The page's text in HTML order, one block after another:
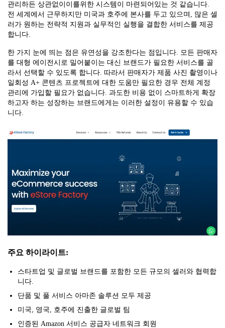
관리하든 상관없이이를위한 시스템이 마련되어있는 것 같습니다.
전 세계에서 근무하지만 미국과 호주에 본사를 두고 있으며, 많은 셀
러가 원하는 전략적 지원과 실무적인 실행을 결합한 서비스를 제공
합니다.
한 가지 눈에 띄는 점은 유연성을 강조한다는 점입니다. 모든 판매자
를 대형 에이전시로 밀어붙이는 대신 브랜드가 필요한 서비스를 골
라서 선택할 수 있도록 합니다. 따라서 판매자가 제품 사진 촬영이나
일회성 A+ 콘텐츠 프로젝트에 대한 도움만 필요한 경우 전체 계정
관리에 가입할 필요가 없습니다. 과도한 비용 없이 스마트하게 확장
하고자 하는 성장하는 브랜드에게는 이러한 설정이 유용할 수 있습
니다.
주요 하이라이트:
스타트업 및 글로벌 브랜드를 포함한 모든 규모의 셀러와 협력합
니다.
단품 및 풀 서비스 아마존 솔루션 모두 제공
미국, 영국, 호주에 진출한 글로벌 팀
인증된 Amazon 서비스 공급자 네트워크 회원